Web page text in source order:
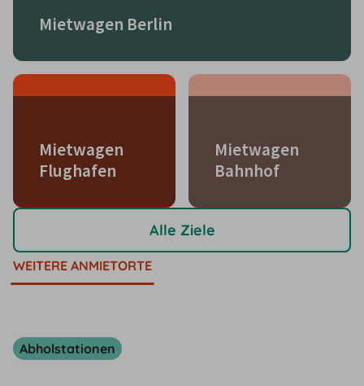
Mietwagen Berlin
Mietwagen
Flughafen
Mietwagen
Bahnhof
Alle Ziele
WEITERE ANMIETORTE
Abholstationen